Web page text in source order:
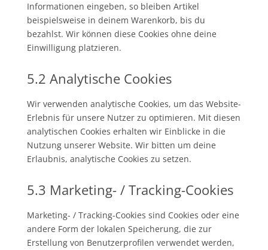
Informationen eingeben, so bleiben Artikel
beispielsweise in deinem Warenkorb, bis du
bezahlst. Wir können diese Cookies ohne deine
Einwilligung platzieren.
5.2 Analytische Cookies
Wir verwenden analytische Cookies, um das Website-
Erlebnis für unsere Nutzer zu optimieren. Mit diesen
analytischen Cookies erhalten wir Einblicke in die
Nutzung unserer Website. Wir bitten um deine
Erlaubnis, analytische Cookies zu setzen.
5.3 Marketing- / Tracking-Cookies
Marketing- / Tracking-Cookies sind Cookies oder eine
andere Form der lokalen Speicherung, die zur
Erstellung von Benutzerprofilen verwendet werden,